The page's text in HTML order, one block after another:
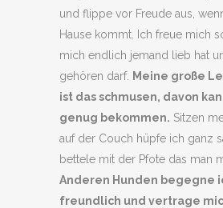
und flippe vor Freude aus,
Hause kommt. Ich freue mich
mich endlich jemand lieb hat
gehören darf. Meine große
ist das schmusen, davon
genug bekommen. Sitzen
auf der Couch hüpfe ich ganz
bettele mit der Pfote das man
Anderen Hunden begegne
freundlich und vertrage